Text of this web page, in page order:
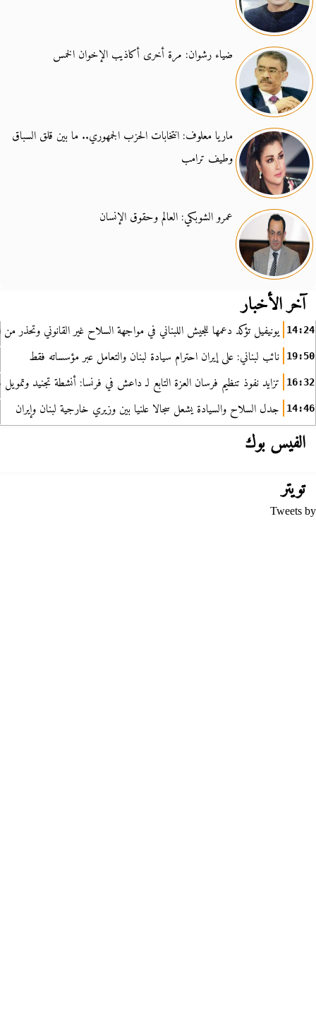
ضياء رشوان: مرة أخرى أكاذيب الإخوان الخمس
ماريا معلوف: انتخابات الحزب الجمهوري.. ما بين قلق السباق
وطيف ترامب
عمرو الشوبكي: العالم وحقوق الإنسان
آخر الأخبار
14:24 يونيفيل تؤكد دعمها للجيش اللبناني في مواجهة السلاح غير القانوني وتحذر من
19:50 نائب لبناني: على إيران احترام سيادة لبنان والتعامل عبر مؤسساته فقط
16:32 تزايد نفوذ تنظيم فرسان العزة التابع لـ داعش في فرنسا: أنشطة تجنيد
14:46 جدل السلاح والسيادة يشعل سجالا علنيا بين وزيري خارجية لبنان وإيران
الفيس بوك
تويتر
Tweets by